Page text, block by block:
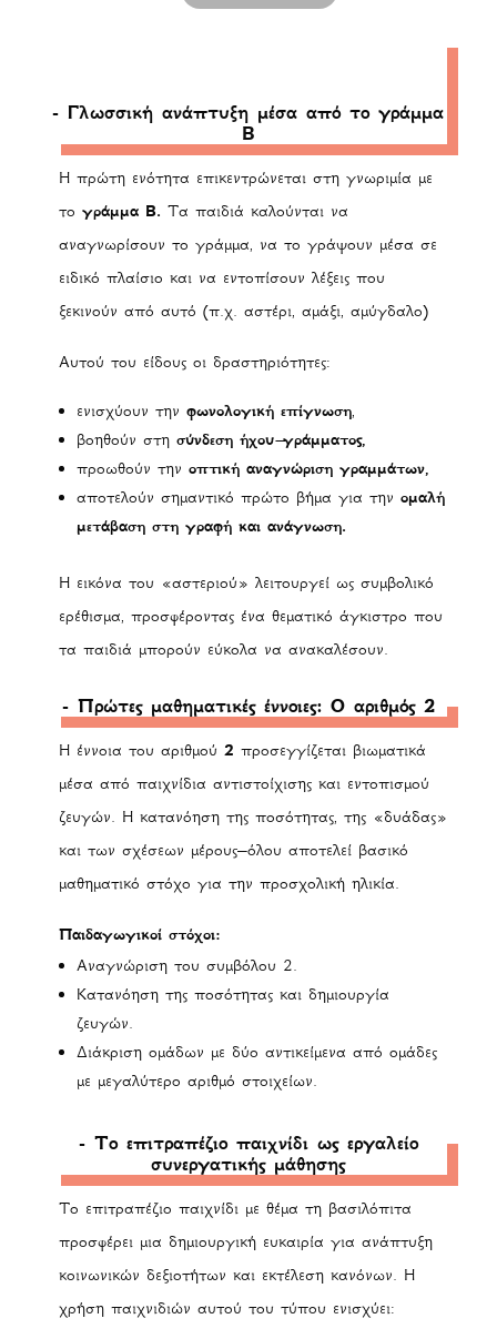
- Γλωσσική ανάπτυξη μέσα από το γράμμα
Β
Η πρώτη ενότητα επικεντρώνεται στη γνωριμία με
το γράμμα Β. Τα παιδιά καλούνται να
αναγνωρίσουν το γράμμα, να το γράψουν μέσα σε
ειδικό πλαίσιο και να εντοπίσουν λέξεις που
ξεκινούν από αυτό (π.χ. αστέρι, αμάξι, αμύγδαλο)
Αυτού του είδους οι δραστηριότητες:
ενισχύουν την φωνολογική επίγνωση,
βοηθούν στη σύνδεση ήχου–γράμματος,
προωθούν την οπτική αναγνώριση γραμμάτων,
αποτελούν σημαντικό πρώτο βήμα για την ομαλή
μετάβαση στη γραφή και ανάγνωση.
Η εικόνα του «αστεριού» λειτουργεί ως συμβολικό
ερέθισμα, προσφέροντας ένα θεματικό άγκιστρο που
τα παιδιά μπορούν εύκολα να ανακαλέσουν.
- Πρώτες μαθηματικές έννοιες: Ο αριθμός 2
Η έννοια του αριθμού 2 προσεγγίζεται βιωματικά
μέσα από παιχνίδια αντιστοίχισης και εντοπισμού
ζευγών. Η κατανόηση της ποσότητας, της «δυάδας»
και των σχέσεων μέρους–όλου αποτελεί βασικό
μαθηματικό στόχο για την προσχολική ηλικία.
Παιδαγωγικοί στόχοι:
Αναγνώριση του συμβόλου 2.
Κατανόηση της ποσότητας και δημιουργία
ζευγών.
Διάκριση ομάδων με δύο αντικείμενα από ομάδες
με μεγαλύτερο αριθμό στοιχείων.
- Το επιτραπέζιο παιχνίδι ως εργαλείο
συνεργατικής μάθησης
Το επιτραπέζιο παιχνίδι με θέμα τη βασιλόπιτα
προσφέρει μια δημιουργική ευκαιρία για ανάπτυξη
κοινωνικών δεξιοτήτων και εκτέλεση κανόνων. Η
χρήση παιχνιδιών αυτού του τύπου ενισχύει: